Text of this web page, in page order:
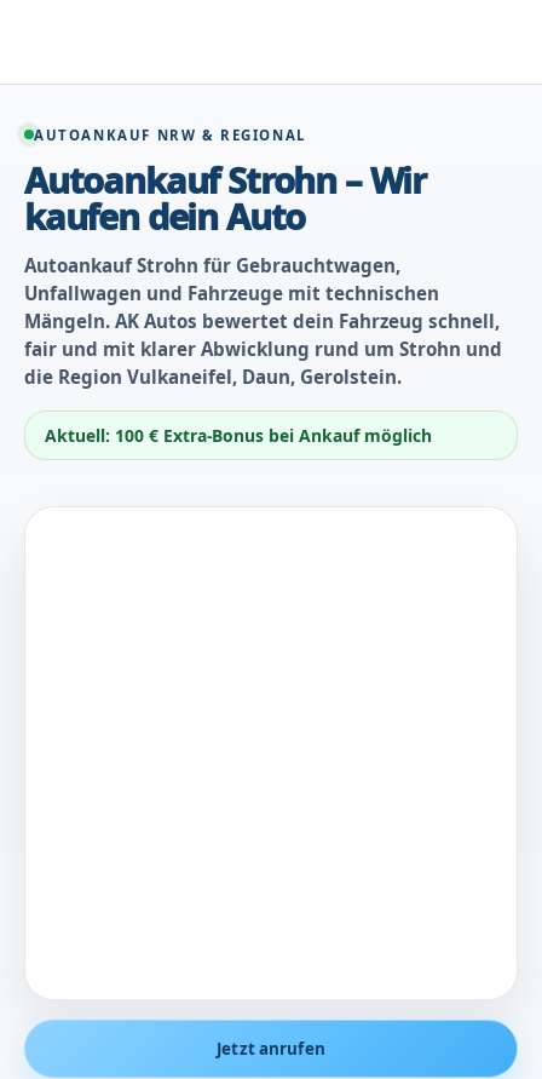
springen
AUTOANKAUF NRW & REGIONAL
Autoankauf Strohn – Wir
kaufen dein Auto
Autoankauf Strohn für Gebrauchtwagen,
Unfallwagen und Fahrzeuge mit technischen
Mängeln. AK Autos bewertet dein Fahrzeug schnell,
fair und mit klarer Abwicklung rund um Strohn und
die Region Vulkaneifel, Daun, Gerolstein.
Aktuell: 100 € Extra-Bonus bei Ankauf möglich
Jetzt anrufen